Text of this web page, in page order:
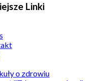
Linki
o zdrowiu